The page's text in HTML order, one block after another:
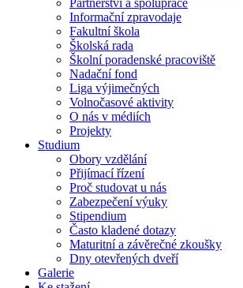
Partnerství a spolupráce
Informační zpravodaje
Fakultní škola
Školská rada
Školní poradenské pracoviště
Nadační fond
Liga výjimečných
Volnočasové aktivity
O nás v médiích
Projekty
Studium
Obory vzdělání
Přijímací řízení
Proč studovat u nás
Zabezpečení výuky
Stipendium
Často kladené dotazy
Maturitní a závěrečné zkoušky
Dny otevřených dveří
Galerie